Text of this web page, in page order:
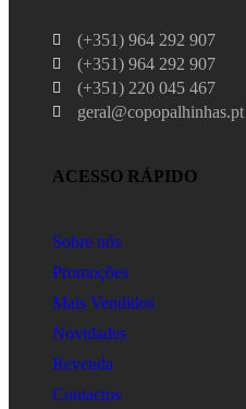
(+351) 964 292 907
(+351) 964 292 907
(+351) 220 045 467
geral@copopalhinhas.pt
ACESSO RÁPIDO
Sobre nós
Promoções
Mais Vendidos
Novidades
Revenda
Contactos